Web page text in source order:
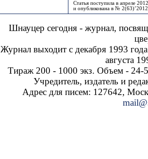
Статья поступила в апреле
и опубликована в №
Шнауцер сегодня - журнал,
Журнал выходит с декабря 1993
августа
Тираж 200 - 1000 экз. Объем - 24-
Учредитель, издатель и
Адрес для писем: 127642,